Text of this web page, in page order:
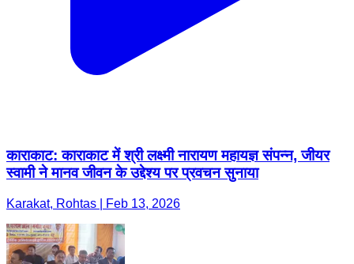
काराकाट: काराकाट में श्री लक्ष्मी नारायण महायज्ञ संपन्न, जीयर
स्वामी ने मानव जीवन के उद्देश्य पर प्रवचन सुनाया
Karakat, Rohtas | Feb 13, 2026